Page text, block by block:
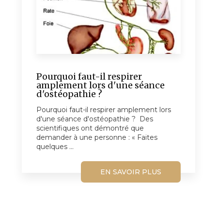
Pourquoi faut-il respirer
amplement lors d'une séance
d'ostéopathie ?
Pourquoi faut-il respirer amplement lors
d'une séance d'ostéopathie ? Des
scientifiques ont démontré que
demander à une personne : « Faites
quelques ...
EN SAVOIR PLUS